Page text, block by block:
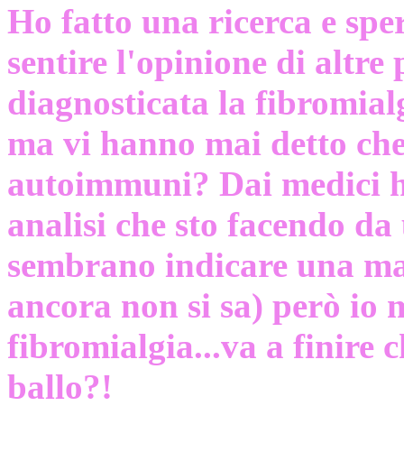
Ho fatto una ricerca e
sentire l'opinione di altre
diagnosticata la
ma vi hanno mai detto
autoimmuni? Dai medici
analisi che sto facendo
sembrano indicare una
ancora non si sa) però
fibromialgia...va a finire
ballo?!